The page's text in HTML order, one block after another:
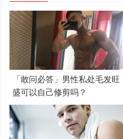
「敢问必答」男性私处毛发旺
盛可以自己修剪吗？